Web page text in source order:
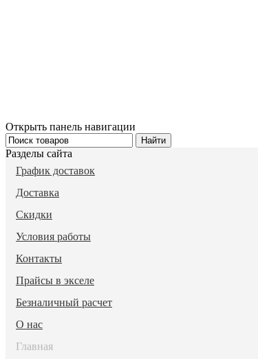
Открыть панель навигации
Разделы сайта
График доставок
Доставка
Скидки
Условия работы
Контакты
Прайсы в экселе
Безналичный расчет
О нас
Главная